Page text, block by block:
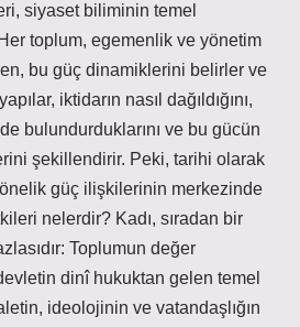
siyaset biliminin temel
toplum, egemenlik ve yönetim
bu güç dinamiklerini belirler ve
iktidarın nasıl dağıldığını,
bulundurduklarını ve bu gücün
şekillendirir. Peki, tarihi olarak
güç ilişkilerinin merkezinde
nelerdir? Kadı, sıradan bir
Toplumun değer
dinî hukuktan gelen temel
ideolojinin ve vatandaşlığın